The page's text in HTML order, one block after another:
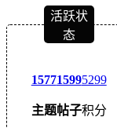
活跃状
态
1577
主题
1599
帖子
5299
积分